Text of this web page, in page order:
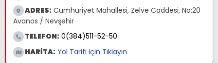
ADRES: Cumhuriyet Mahallesi, Zelve Caddesi, No:20
Avanos / Nevşehir
TELEFON: 0(384)511-52-50
HARİTA: Yol Tarifi için Tıklayın